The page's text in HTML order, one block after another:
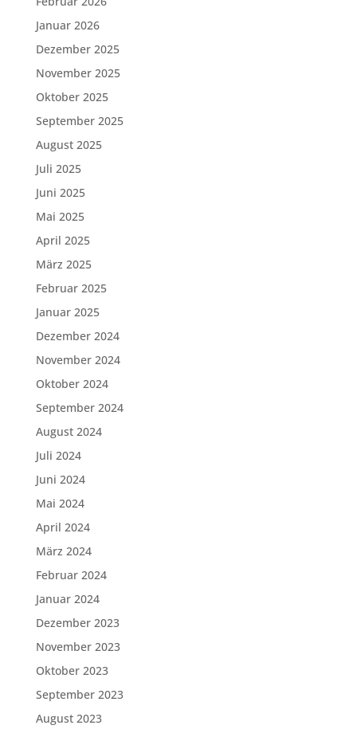
Januar 2026
Dezember 2025
November 2025
Oktober 2025
September 2025
August 2025
Juli 2025
Juni 2025
Mai 2025
April 2025
März 2025
Februar 2025
Januar 2025
Dezember 2024
November 2024
Oktober 2024
September 2024
August 2024
Juli 2024
Juni 2024
Mai 2024
April 2024
März 2024
Februar 2024
Januar 2024
Dezember 2023
November 2023
Oktober 2023
September 2023
August 2023